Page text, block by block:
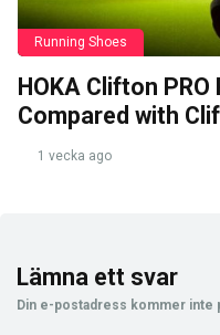
Running Shoes
HOKA Clifton
Compared with
1 vecka ago
Lämna ett svar
Din e-postadress kommer inte